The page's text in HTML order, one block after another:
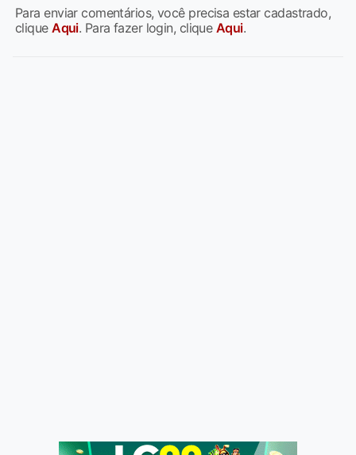
Para enviar comentários, você precisa estar cadastrado,
cliqueAqui. Para fazer login, clique Aqui.